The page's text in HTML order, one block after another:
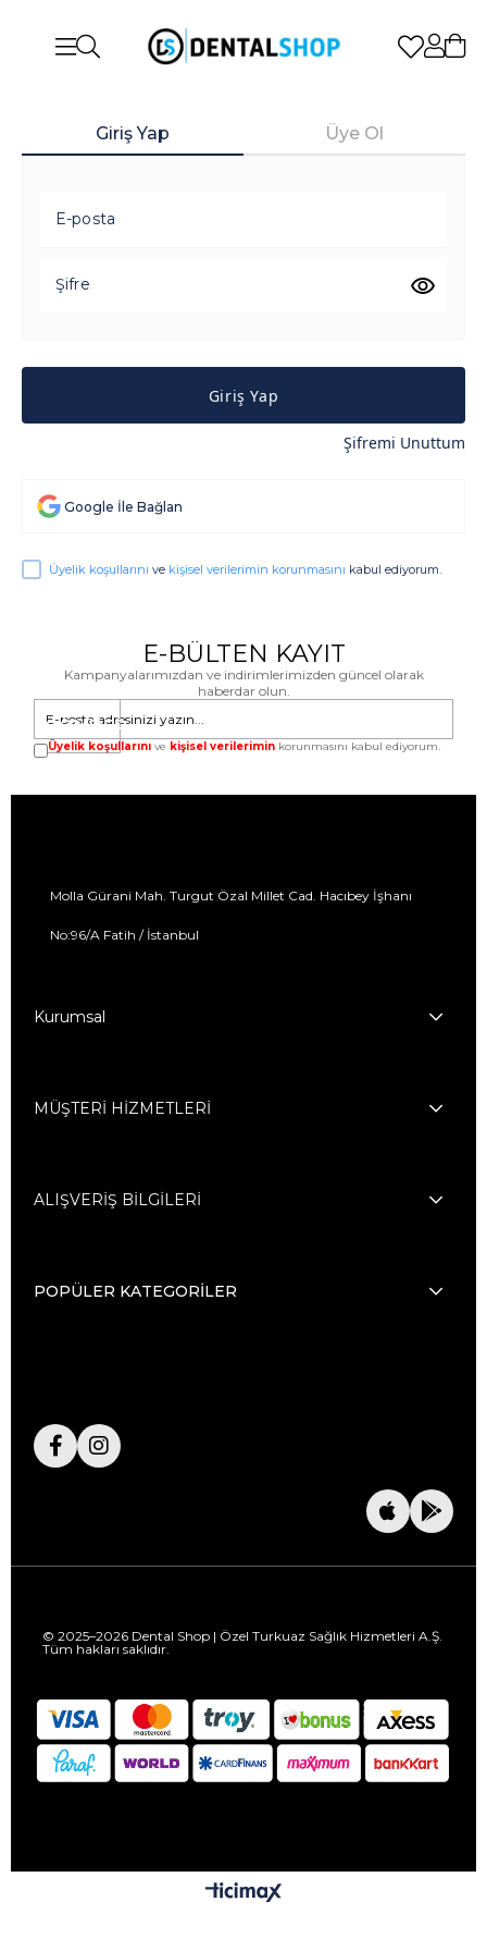
Giriş Yap Üye Ol
E-posta
Şifre
Giriş Yap
Şifremi Unuttum
Google İle Bağlan
Üyelik koşullarını ve kişisel verilerimin korunmasını kabul ediyorum.
E-BÜLTEN KAYIT
Kampanyalarımızdan ve indirimlerimizden güncel olarak
haberdar olun.
GÖNDER
Üyelik koşullarını ve kişisel verilerimin korunmasını kabul ediyorum.
Molla Gürani Mah. Turgut Özal Millet Cad. Hacıbey İşhanı
No:96/A Fatih / İstanbul
Kurumsal
MÜŞTERİ HİZMETLERİ
ALIŞVERİŞ BİLGİLERİ
POPÜLER KATEGORİLER
© 2025–2026 Dental Shop | Özel Turkuaz Sağlık Hizmetleri A.Ş.
Tüm hakları saklıdır.